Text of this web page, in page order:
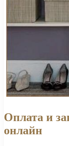
Оплата и
онлайн